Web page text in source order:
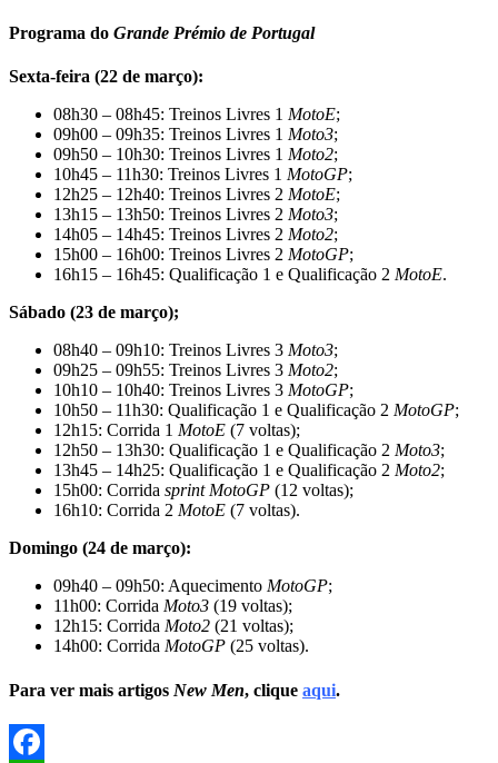
Programa do Grande Prémio de Portugal
Sexta-feira (22 de março):
08h30 – 08h45: Treinos Livres 1 MotoE;
09h00 – 09h35: Treinos Livres 1 Moto3;
09h50 – 10h30: Treinos Livres 1 Moto2;
10h45 – 11h30: Treinos Livres 1 MotoGP;
12h25 – 12h40: Treinos Livres 2 MotoE;
13h15 – 13h50: Treinos Livres 2 Moto3;
14h05 – 14h45: Treinos Livres 2 Moto2;
15h00 – 16h00: Treinos Livres 2 MotoGP;
16h15 – 16h45: Qualificação 1 e Qualificação 2 MotoE.
Sábado (23 de março);
08h40 – 09h10: Treinos Livres 3 Moto3;
09h25 – 09h55: Treinos Livres 3 Moto2;
10h10 – 10h40: Treinos Livres 3 MotoGP;
10h50 – 11h30: Qualificação 1 e Qualificação 2 MotoGP;
12h15: Corrida 1 MotoE (7 voltas);
12h50 – 13h30: Qualificação 1 e Qualificação 2 Moto3;
13h45 – 14h25: Qualificação 1 e Qualificação 2 Moto2;
15h00: Corrida sprint MotoGP (12 voltas);
16h10: Corrida 2 MotoE (7 voltas).
Domingo (24 de março):
09h40 – 09h50: Aquecimento MotoGP;
11h00: Corrida Moto3 (19 voltas);
12h15: Corrida Moto2 (21 voltas);
14h00: Corrida MotoGP (25 voltas).
Para ver mais artigos New Men, clique aqui.